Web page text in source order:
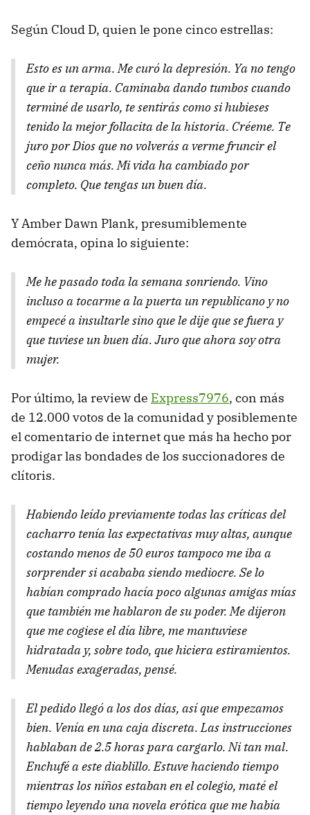
Según Cloud D, quien le pone cinco estrellas:
Esto es un arma. Me curó la depresión. Ya no tengo
que ir a terapia. Caminaba dando tumbos cuando
terminé de usarlo, te sentirás como si hubieses
tenido la mejor follacita de la historia. Créeme. Te
juro por Dios que no volverás a verme fruncir el
ceño nunca más. Mi vida ha cambiado por
completo. Que tengas un buen día.
Y Amber Dawn Plank, presumiblemente
demócrata, opina lo siguiente:
Me he pasado toda la semana sonriendo. Vino
incluso a tocarme a la puerta un republicano y no
empecé a insultarle sino que le dije que se fuera y
que tuviese un buen día. Juro que ahora soy otra
mujer.
Por último, la review de Express7976, con más
de 12.000 votos de la comunidad y posiblemente
el comentario de internet que más ha hecho por
prodigar las bondades de los succionadores de
clítoris.
Habiendo leído previamente todas las críticas del
cacharro tenía las expectativas muy altas, aunque
costando menos de 50 euros tampoco me iba a
sorprender si acababa siendo mediocre. Se lo
habían comprado hacía poco algunas amigas mías
que también me hablaron de su poder. Me dijeron
que me cogiese el día libre, me mantuviese
hidratada y, sobre todo, que hiciera estiramientos.
Menudas exageradas, pensé.
El pedido llegó a los dos días, así que empezamos
bien. Venía en una caja discreta. Las instrucciones
hablaban de 2.5 horas para cargarlo. Ni tan mal.
Enchufé a este diablillo. Estuve haciendo tiempo
mientras los niños estaban en el colegio, maté el
tiempo leyendo una novela erótica que me había